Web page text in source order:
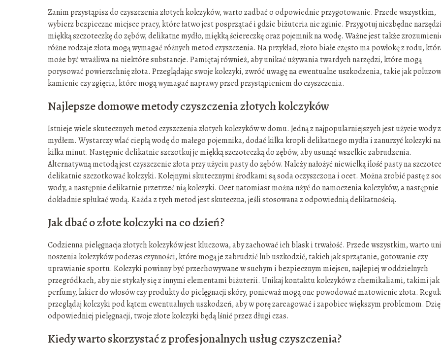
Zanim przystąpisz do czyszczenia złotych kolczyków, warto zadbać o odpowiednie przygotowanie. Przede wszystkim,
wybierz bezpieczne miejsce pracy, które łatwo jest posprzątać i gdzie biżuteria nie zginie. Przygotuj niezbędne
miękką szczoteczkę do zębów, delikatne mydło, miękką ściereczkę oraz pojemnik na wodę. Ważne jest także
różne rodzaje złota mogą wymagać różnych metod czyszczenia. Na przykład, złoto białe często ma powłokę z rodu,
może być wrażliwa na niektóre substancje. Pamiętaj również, aby unikać używania twardych narzędzi, które mogą
porysować powierzchnię złota. Przeglądając swoje kolczyki, zwróć uwagę na ewentualne uszkodzenia, takie jak
kamienie czy zgięcia, które mogą wymagać naprawy przed przystąpieniem do czyszczenia.
Najlepsze domowe metody czyszczenia złotych kolczyków
Istnieje wiele skutecznych metod czyszczenia złotych kolczyków w domu. Jedną z najpopularniejszych jest użycie wody z
mydłem. Wystarczy wlać ciepłą wodę do małego pojemnika, dodać kilka kropli delikatnego mydła i zanurzyć kolczyki na
kilka minut. Następnie delikatnie szczotkuj je miękką szczoteczką do zębów, aby usunąć wszelkie zabrudzenia.
Alternatywną metodą jest czyszczenie złota przy użyciu pasty do zębów. Należy nałożyć niewielką ilość pasty na
delikatnie szczotkować kolczyki. Kolejnymi skutecznymi środkami są soda oczyszczona i ocet. Można zrobić pastę z
wody, a następnie delikatnie przetrzeć nią kolczyki. Ocet natomiast można użyć do namoczenia kolczyków, a następnie
dokładnie spłukać wodą. Każda z tych metod jest skuteczna, jeśli stosowana z odpowiednią delikatnością.
Jak dbać o złote kolczyki na co dzień?
Codzienna pielęgnacja złotych kolczyków jest kluczowa, aby zachować ich blask i trwałość. Przede wszystkim, warto
noszenia kolczyków podczas czynności, które mogą je zabrudzić lub uszkodzić, takich jak sprzątanie, gotowanie czy
uprawianie sportu. Kolczyki powinny być przechowywane w suchym i bezpiecznym miejscu, najlepiej w oddzielnych
przegródkach, aby nie stykały się z innymi elementami biżuterii. Unikaj kontaktu kolczyków z chemikaliami, takimi jak
perfumy, lakier do włosów czy produkty do pielęgnacji skóry, ponieważ mogą one powodować matowienie złota.
przeglądaj kolczyki pod kątem ewentualnych uszkodzeń, aby w porę zareagować i zapobiec większym problemom.
odpowiedniej pielęgnacji, twoje złote kolczyki będą lśnić przez długi czas.
Kiedy warto skorzystać z profesjonalnych usług czyszczenia?